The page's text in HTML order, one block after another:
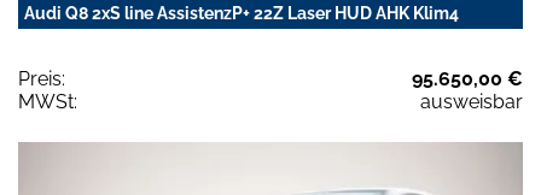
Audi Q8 2xS line AssistenzP+ 22Z Laser HUD AHK Klim4
Preis:
95.650,00 €
MWSt:
ausweisbar